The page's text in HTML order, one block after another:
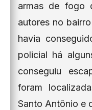
armas de fogo
autores no
havia
policial há
conseguiu
foram
Santo Antônio e